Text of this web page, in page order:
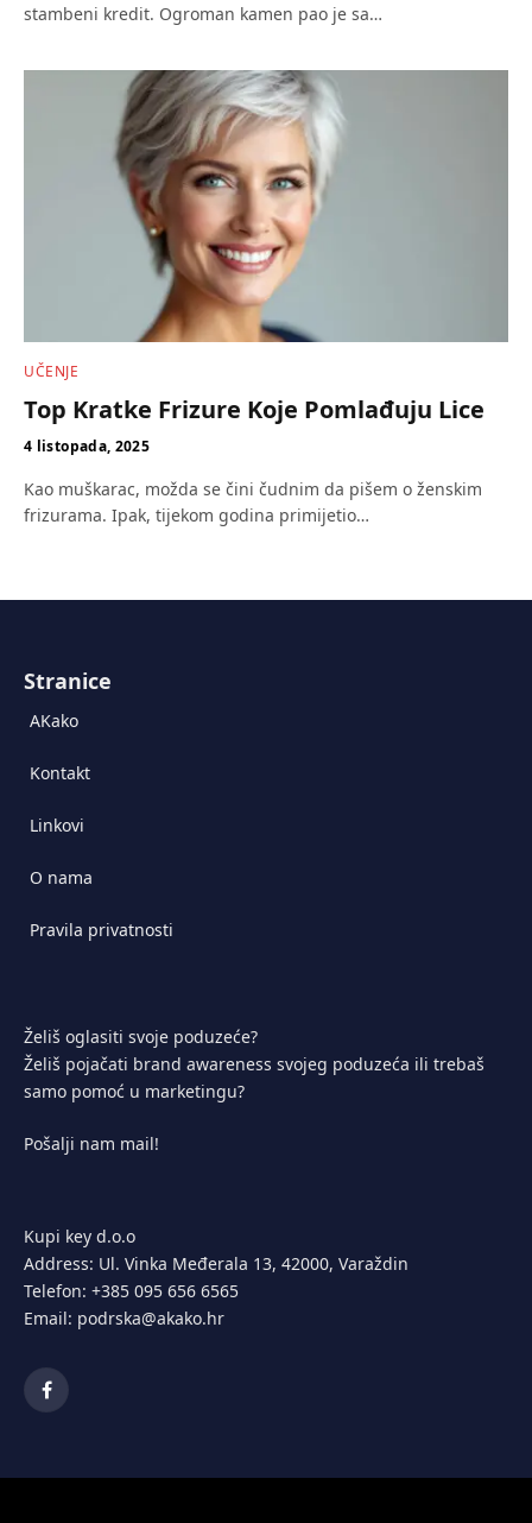
stambeni kredit. Ogroman kamen pao je sa…
UČENJE
Top Kratke Frizure Koje Pomlađuju Lice
4 listopada, 2025
Kao muškarac, možda se čini čudnim da pišem o ženskim
frizurama. Ipak, tijekom godina primijetio…
Stranice
AKako
Kontakt
Linkovi
O nama
Pravila privatnosti
Želiš oglasiti svoje poduzeće?
Želiš pojačati brand awareness svojeg poduzeća ili trebaš
samo pomoć u marketingu?
Pošalji nam mail!
Kupi key d.o.o
Address: Ul. Vinka Međerala 13, 42000, Varaždin
Telefon: +385 095 656 6565
Email: podrska@akako.hr
Facebook